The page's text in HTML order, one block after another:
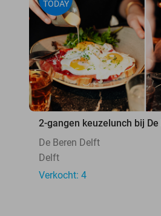
TODAY
2-gangen keuzelunch bij De
De Beren Delft
Delft
Verkocht: 4